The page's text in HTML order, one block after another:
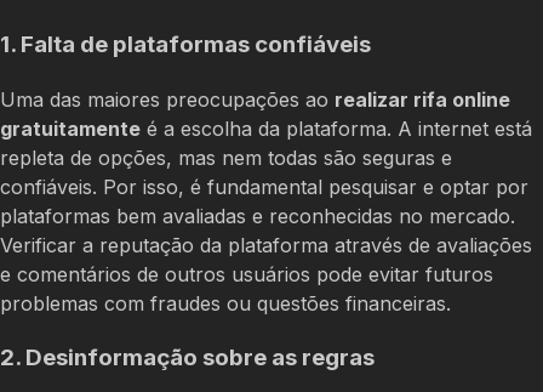
1. Falta de plataformas confiáveis
Uma das maiores preocupações ao realizar rifa online
gratuitamente é a escolha da plataforma. A internet está
repleta de opções, mas nem todas são seguras e
confiáveis. Por isso, é fundamental pesquisar e optar por
plataformas bem avaliadas e reconhecidas no mercado.
Verificar a reputação da plataforma através de avaliações
e comentários de outros usuários pode evitar futuros
problemas com fraudes ou questões financeiras.
2. Desinformação sobre as regras